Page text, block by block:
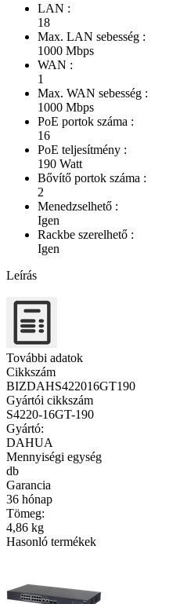
LAN :
18
Max. LAN sebesség :
1000 Mbps
WAN :
1
Max. WAN sebesség :
1000 Mbps
PoE portok száma :
16
PoE teljesítmény :
190 Watt
Bővítő portok száma :
2
Menedzselhető :
Igen
Rackbe szerelhető :
Igen
Leírás
További adatok
Cikkszám
BIZDAHS422016GT190
Gyártói cikkszám
S4220-16GT-190
Gyártó:
DAHUA
Mennyiségi egység
db
Garancia
36 hónap
Tömeg:
4,86 kg
Hasonló termékek